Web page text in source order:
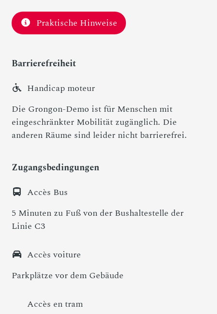
Praktische Hinweise
Barrierefreiheit
Handicap moteur
Die Grongon-Demo ist für Menschen mit
eingeschränkter Mobilität zugänglich. Die
anderen Räume sind leider nicht barrierefrei.
Zugangsbedingungen
Accès Bus
5 Minuten zu Fuß von der Bushaltestelle der
Linie C3
Accès voiture
Parkplätze vor dem Gebäude
Accès en tram